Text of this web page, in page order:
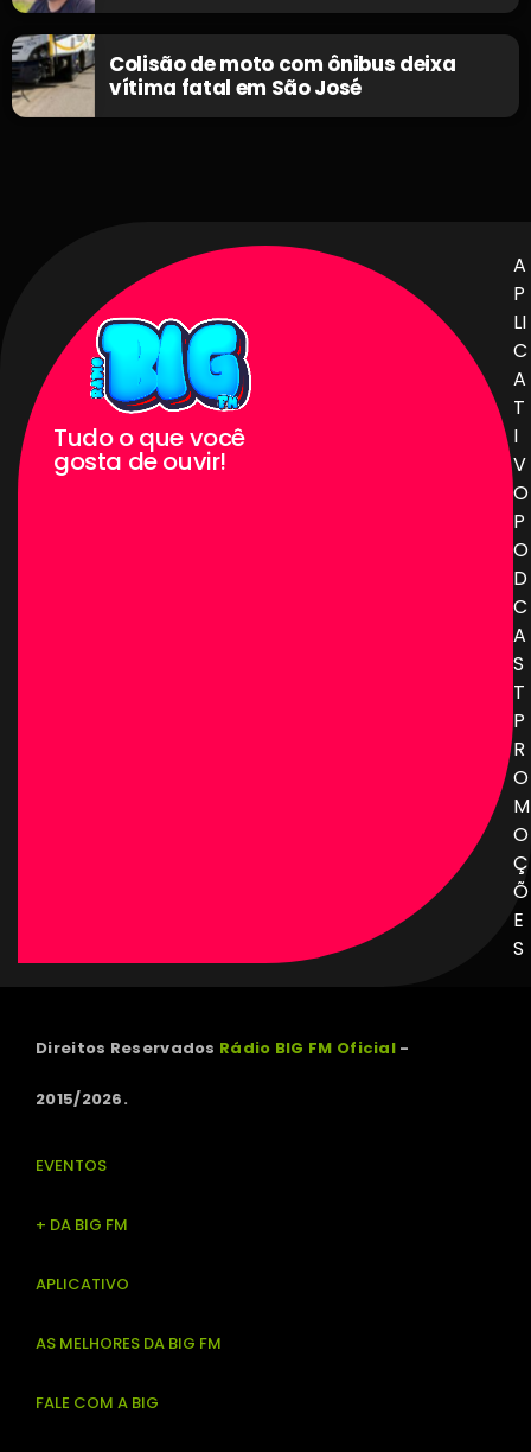
Colisão de moto com ônibus deixa
vítima fatal em São José
Tudo o que você
gosta de ouvir!
A
P
LI
C
A
T
I
V
O
P
O
D
C
A
S
T
P
R
O
M
O
Ç
Õ
E
S
Direitos Reservados Rádio BIG FM Oficial -
2015/2026.
EVENTOS
+ DA BIG FM
APLICATIVO
AS MELHORES DA BIG FM
FALE COM A BIG